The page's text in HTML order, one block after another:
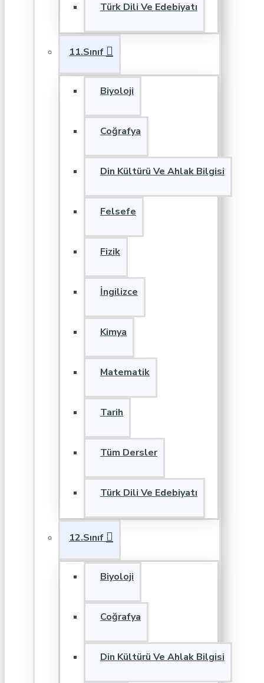
Türk Dili Ve Edebiyatı
11.Sınıf
Biyoloji
Coğrafya
Din Kültürü Ve Ahlak Bilgisi
Felsefe
Fizik
İngilizce
Kimya
Matematik
Tarih
Tüm Dersler
Türk Dili Ve Edebiyatı
12.Sınıf
Biyoloji
Coğrafya
Din Kültürü Ve Ahlak Bilgisi